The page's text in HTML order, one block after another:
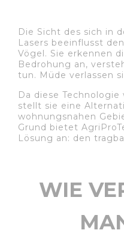
Die Sicht des sich in
Lasers beeinflusst den
Vögel. Sie erkennen
Bedrohung an,
tun. Müde verlassen
Da diese
stellt sie eine
wohnungsnahen
Grund bietet
Lösung an: den
WIE